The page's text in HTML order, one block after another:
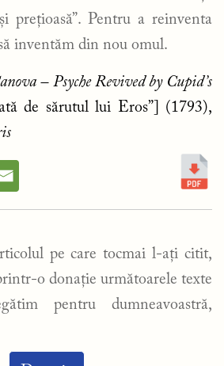
prețioasă”. Pentru a reinventa
inventăm din nou omul.
– Psyche Revived by Cupid’s
de sărutul lui Eros”] (1793),
pe care tocmai l-ați citit,
o donație următoarele texte
pentru dumneavoastră,